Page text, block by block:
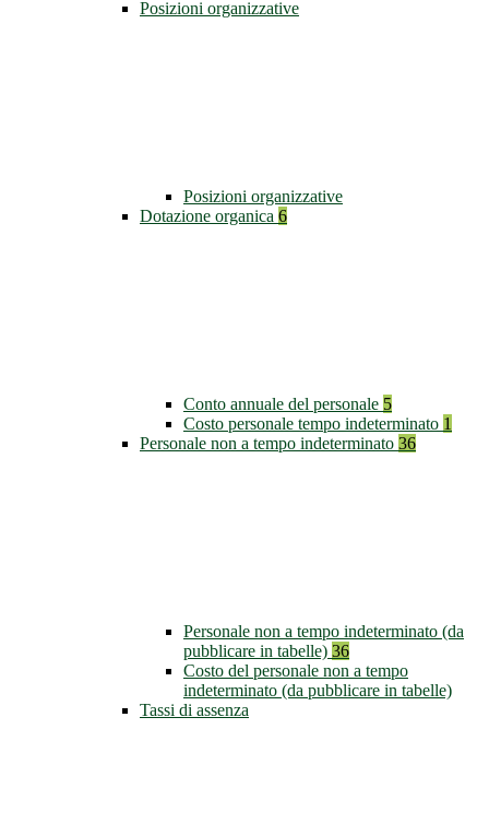
Posizioni organizzative
Posizioni organizzative
Dotazione organica 6
Conto annuale del personale 5
Costo personale tempo indeterminato 1
Personale non a tempo indeterminato 36
Personale non a tempo indeterminato (da
pubblicare in tabelle) 36
Costo del personale non a tempo
indeterminato (da pubblicare in tabelle)
Tassi di assenza